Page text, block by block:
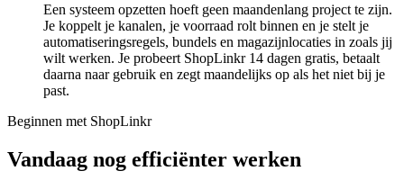
Een systeem opzetten hoeft geen maandenlang project te zijn.
Je koppelt je kanalen, je voorraad rolt binnen en je stelt je
automatiseringsregels, bundels en magazijnlocaties in zoals jij
wilt werken. Je probeert ShopLinkr 14 dagen gratis, betaalt
daarna naar gebruik en zegt maandelijks op als het niet bij je
past.
Beginnen met ShopLinkr
Vandaag nog efficiënter werken